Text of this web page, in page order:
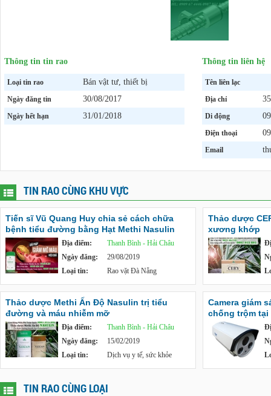
Thông tin tin rao
Loại tin rao Bán vật tư, thiết bị
Ngày đăng tin 30/08/2017
Ngày hết hạn 31/01/2018
Thông tin liên hệ
Tên liên lạc
Địa chỉ
Di động
Điện thoại
Email
TIN RAO CÙNG KHU VỰC
Tiến sĩ Vũ Quang Huy chia sẻ cách chữa
bệnh tiểu đường bằng Hạt Methi Nasulin
Địa điểm:
Thanh Bình - Hải Châu
Ngày đăng:
29/08/2019
Loại tin:
Rao vặt Đà Nẵng
Thảo dược
xương khớp
Thảo dược Methi Ấn Độ Nasulin trị tiểu
đường và máu nhiễm mỡ
Địa điểm:
Thanh Bình - Hải Châu
Ngày đăng:
15/02/2019
Loại tin:
Dịch vụ y tế, sức khỏe
Camera giám
chống trộm tại
TIN RAO CÙNG LOẠI